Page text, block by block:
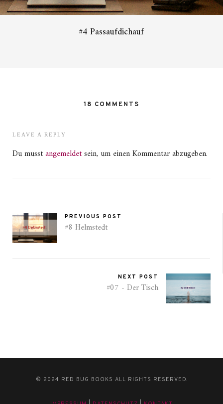
#4 Passaufdichauf
18 COMMENTS
LEAVE A REPLY
Du musstangemeldetsein, um einen Kommentar abzugeben.
PREVIOUS POST
#8 Helmstedt
NEXT POST
#07 - Der Tisch
© 2024 RED BUG BOOKS ALL RIGHTS RESERVED.